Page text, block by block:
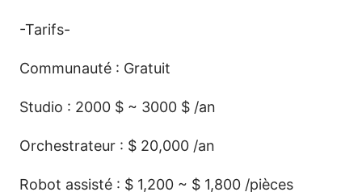
-Tarifs-
Communauté : Gratuit
Studio : 2000 $ ~ 3000 $ /an
Orchestrateur : $ 20,000 /an
Robot assisté : $ 1,200 ~ $ 1,800 /pièces